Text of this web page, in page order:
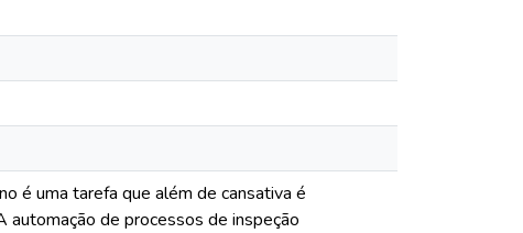
é uma tarefa que além de cansativa é
automação de processos de inspeção